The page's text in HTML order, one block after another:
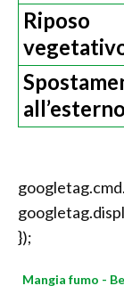
Riposo
all’esterno
});
Mangia fumo -